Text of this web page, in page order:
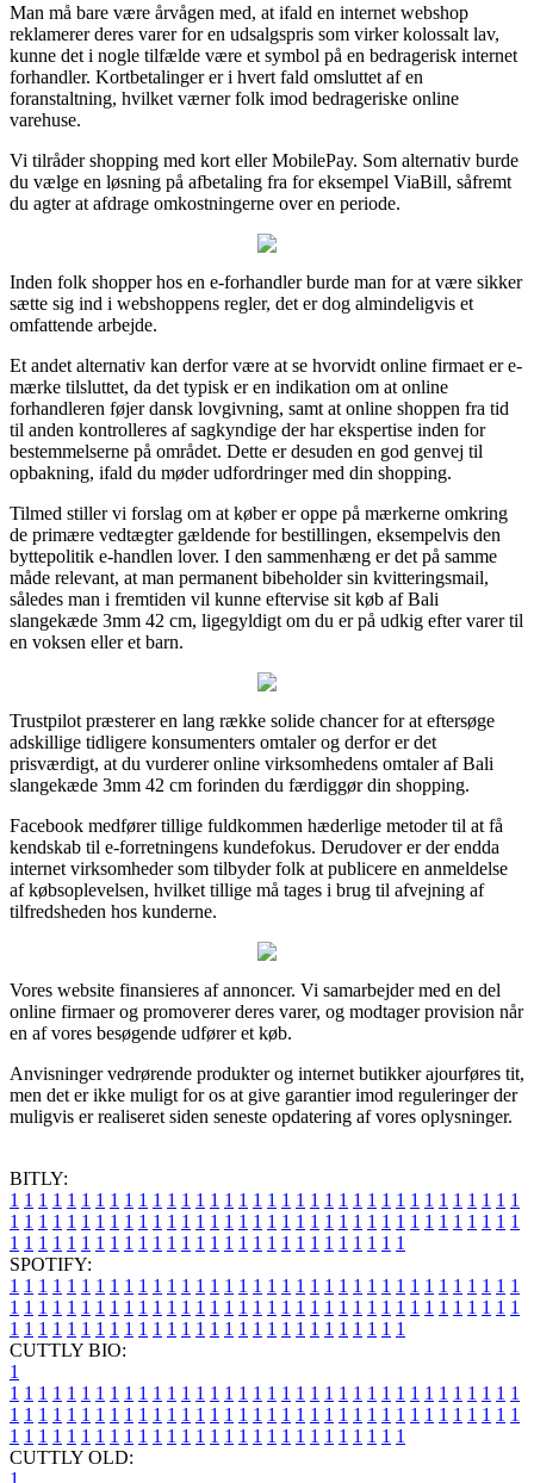
Man må bare være årvågen med, at ifald en internet webshop
reklamerer deres varer for en udsalgspris som virker kolossalt lav,
kunne det i nogle tilfælde være et symbol på en bedragerisk internet
forhandler. Kortbetalinger er i hvert fald omsluttet af en
foranstaltning, hvilket værner folk imod bedrageriske online
varehuse.
Vi tilråder shopping med kort eller MobilePay. Som alternativ burde
du vælge en løsning på afbetaling fra for eksempel ViaBill, såfremt
du agter at afdrage omkostningerne over en periode.
Inden folk shopper hos en e-forhandler burde man for at være sikker
sætte sig ind i webshoppens regler, det er dog almindeligvis et
omfattende arbejde.
Et andet alternativ kan derfor være at se hvorvidt online firmaet er e-
mærke tilsluttet, da det typisk er en indikation om at online
forhandleren føjer dansk lovgivning, samt at online shoppen fra tid
til anden kontrolleres af sagkyndige der har ekspertise inden for
bestemmelserne på området. Dette er desuden en god genvej til
opbakning, ifald du møder udfordringer med din shopping.
Tilmed stiller vi forslag om at køber er oppe på mærkerne omkring
de primære vedtægter gældende for bestillingen, eksempelvis den
byttepolitik e-handlen lover. I den sammenhæng er det på samme
måde relevant, at man permanent bibeholder sin kvitteringsmail,
således man i fremtiden vil kunne eftervise sit køb af Bali
slangekæde 3mm 42 cm, ligegyldigt om du er på udkig efter varer til
en voksen eller et barn.
Trustpilot præsterer en lang række solide chancer for at eftersøge
adskillige tidligere konsumenters omtaler og derfor er det
prisværdigt, at du vurderer online virksomhedens omtaler af Bali
slangekæde 3mm 42 cm forinden du færdiggør din shopping.
Facebook medfører tillige fuldkommen hæderlige metoder til at få
kendskab til e-forretningens kundefokus. Derudover er der endda
internet virksomheder som tilbyder folk at publicere en anmeldelse
af købsoplevelsen, hvilket tillige må tages i brug til afvejning af
tilfredsheden hos kunderne.
Vores website finansieres af annoncer. Vi samarbejder med en del
online firmaer og promoverer deres varer, og modtager provision når
en af vores besøgende udfører et køb.
Anvisninger vedrørende produkter og internet butikker ajourføres tit,
men det er ikke muligt for os at give garantier imod reguleringer der
muligvis er realiseret siden seneste opdatering af vores oplysninger.
BITLY:
1 1 1 1 1 1 1 1 1 1 1 1 1 1 1 1 1 1 1 1 1 1 1 1 1 1 1 1 1 1 1 1 1 1 1 1
1 1 1 1 1 1 1 1 1 1 1 1 1 1 1 1 1 1 1 1 1 1 1 1 1 1 1 1 1 1 1 1 1 1 1 1
1 1 1 1 1 1 1 1 1 1 1 1 1 1 1 1 1 1 1 1 1 1 1 1 1 1 1 1
SPOTIFY:
1 1 1 1 1 1 1 1 1 1 1 1 1 1 1 1 1 1 1 1 1 1 1 1 1 1 1 1 1 1 1 1 1 1 1 1
1 1 1 1 1 1 1 1 1 1 1 1 1 1 1 1 1 1 1 1 1 1 1 1 1 1 1 1 1 1 1 1 1 1 1 1
1 1 1 1 1 1 1 1 1 1 1 1 1 1 1 1 1 1 1 1 1 1 1 1 1 1 1 1
CUTTLY BIO:
1
1 1 1 1 1 1 1 1 1 1 1 1 1 1 1 1 1 1 1 1 1 1 1 1 1 1 1 1 1 1 1 1 1 1 1 1
1 1 1 1 1 1 1 1 1 1 1 1 1 1 1 1 1 1 1 1 1 1 1 1 1 1 1 1 1 1 1 1 1 1 1 1
1 1 1 1 1 1 1 1 1 1 1 1 1 1 1 1 1 1 1 1 1 1 1 1 1 1 1 1
CUTTLY OLD:
1